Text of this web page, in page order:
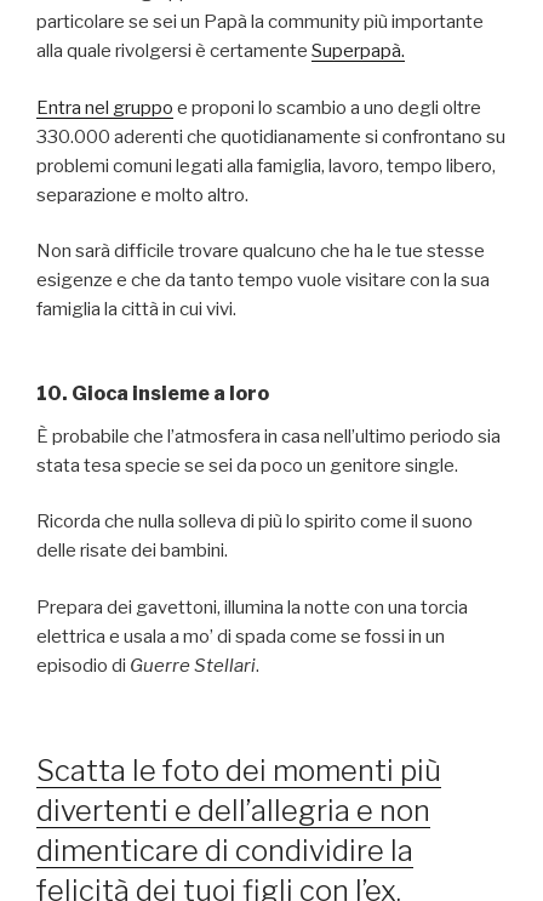
particolare se sei un Papà la community più importante
alla quale rivolgersi è certamente Superpapà.
Entra nel gruppo e proponi lo scambio a uno degli oltre
330.000 aderenti che quotidianamente si confrontano su
problemi comuni legati alla famiglia, lavoro, tempo libero,
separazione e molto altro.
Non sarà difficile trovare qualcuno che ha le tue stesse
esigenze e che da tanto tempo vuole visitare con la sua
famiglia la città in cui vivi.
10. Gioca insieme a loro
È probabile che l’atmosfera in casa nell’ultimo periodo sia
stata tesa specie se sei da poco un genitore single.
Ricorda che nulla solleva di più lo spirito come il suono
delle risate dei bambini.
Prepara dei gavettoni, illumina la notte con una torcia
elettrica e usala a mo’ di spada come se fossi in un
episodio di Guerre Stellari.
Scatta le foto dei momenti più
divertenti e dell’allegria e non
dimenticare di condividire la
felicità dei tuoi figli con l’ex.